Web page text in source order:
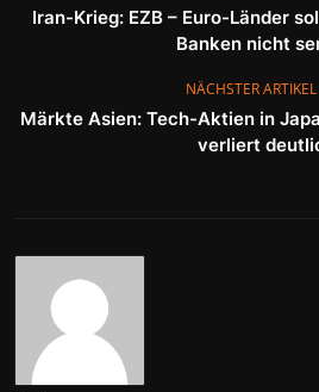
Iran-Krieg: EZB – Euro-Länder
Banken nicht
NÄCHSTER ARTIKEL
Märkte Asien: Tech-Aktien in
verliert